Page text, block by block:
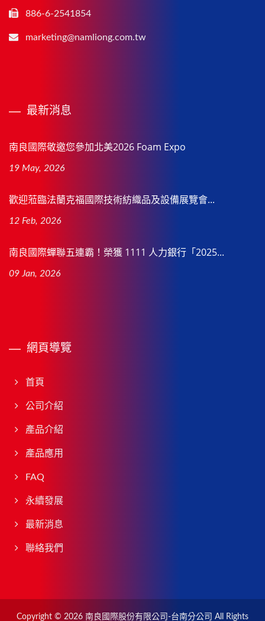
886-6-2541854
marketing@namliong.com.tw
最新消息
南良國際敬邀您參加北美2026 Foam Expo
19 May, 2026
歡迎蒞臨法蘭克福國際技術紡織品及設備展覽會...
12 Feb, 2026
南良國際蟬聯五連霸！榮獲 1111 人力銀行「2025...
09 Jan, 2026
網頁導覽
首頁
公司介紹
產品介紹
產品應用
FAQ
永續發展
最新消息
聯絡我們
Copyright © 2026 南良國際股份有限公司-台南分公司 All Rights